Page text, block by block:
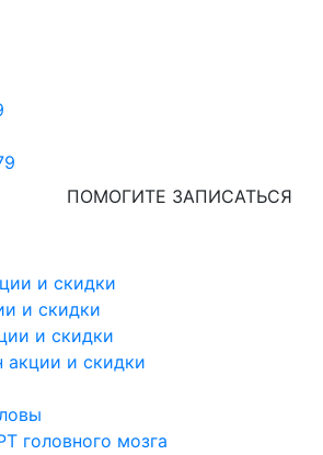
ПОМОГИТЕ ЗАПИСАТЬСЯ
и скидки
и скидки
и скидки
акции и скидки
головного мозга